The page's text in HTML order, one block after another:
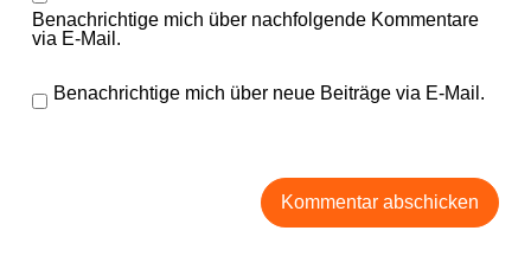
Benachrichtige mich über nachfolgende Kommentare
via E-Mail.
Benachrichtige mich über neue Beiträge via E-Mail.